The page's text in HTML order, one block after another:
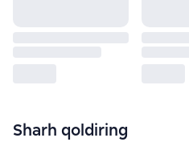
Sharh qoldiring